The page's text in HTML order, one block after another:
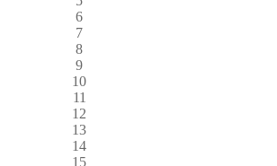
6
7
8
9
10
11
12
13
14
15